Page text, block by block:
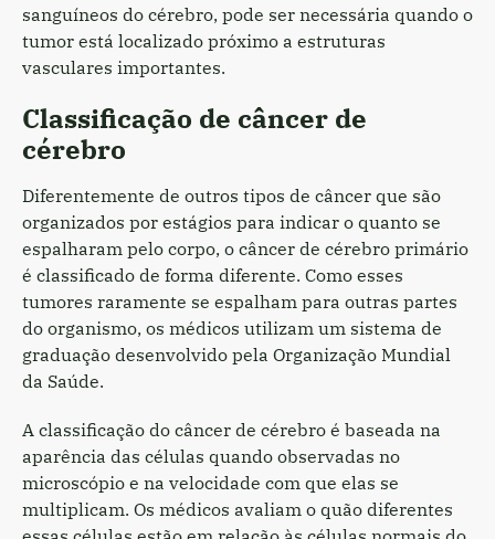
sanguíneos do cérebro, pode ser necessária quando o
tumor está localizado próximo a estruturas
vasculares importantes.
Classificação de câncer de
cérebro
Diferentemente de outros tipos de câncer que são
organizados por estágios para indicar o quanto se
espalharam pelo corpo, o câncer de cérebro primário
é classificado de forma diferente. Como esses
tumores raramente se espalham para outras partes
do organismo, os médicos utilizam um sistema de
graduação desenvolvido pela Organização Mundial
da Saúde.
A classificação do câncer de cérebro é baseada na
aparência das células quando observadas no
microscópio e na velocidade com que elas se
multiplicam. Os médicos avaliam o quão diferentes